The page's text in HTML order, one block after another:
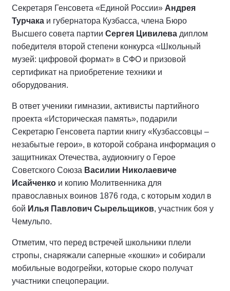
Секретаря Генсовета «Единой России» Андрея
Турчака и губернатора Кузбасса, члена Бюро
Высшего совета партии Сергея Цивилева диплом
победителя второй степени конкурса «Школьный
музей: цифровой формат» в СФО и призовой
сертификат на приобретение техники и
оборудования.
В ответ ученики гимназии, активисты партийного
проекта «Историческая память», подарили
Секретарю Генсовета партии книгу «Кузбассовцы –
незабытые герои», в которой собрана информация о
защитниках Отечества, аудиокнигу о Герое
Советского Союза Василии Николаевиче
Исайченко и копию Молитвенника для
православных воинов 1876 года, с которым ходил в
бой Илья Павлович Сырельщиков, участник боя у
Чемульпо.
Отметим, что перед встречей школьники плели
стропы, снаряжали саперные «кошки» и собирали
мобильные водогрейки, которые скоро получат
участники спецоперации.